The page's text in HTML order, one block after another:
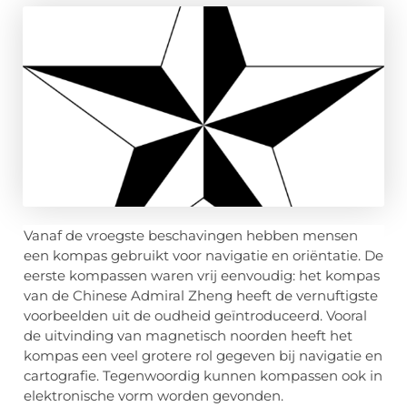
Vanaf de vroegste beschavingen hebben mensen
een kompas gebruikt voor navigatie en oriëntatie. De
eerste kompassen waren vrij eenvoudig: het kompas
van de Chinese Admiral Zheng heeft de vernuftigste
voorbeelden uit de oudheid geïntroduceerd. Vooral
de uitvinding van magnetisch noorden heeft het
kompas een veel grotere rol gegeven bij navigatie en
cartografie. Tegenwoordig kunnen kompassen ook in
elektronische vorm worden gevonden.